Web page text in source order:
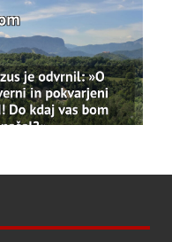
updated their
because the
or it's been